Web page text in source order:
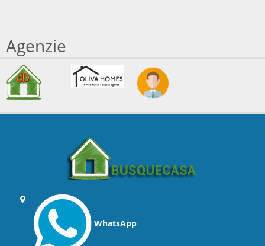
Agenzie
WhatsApp